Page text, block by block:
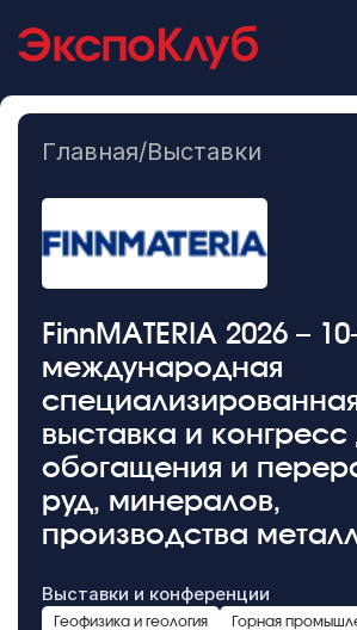
Главная/Выставки
FinnMATERIA 2026 –
международная
выставка и
обогащения и
руд, минералов,
производства
Выставки и конференции
Геофизика и геология Горная